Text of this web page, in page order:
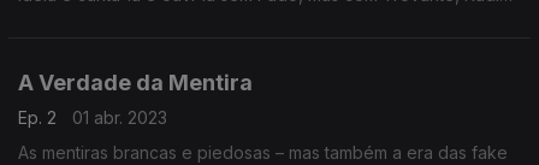
A Verdade da Mentira
Ep. 2
01 abr. 2023
As mentiras brancas e piedosas – mas também a era das fake